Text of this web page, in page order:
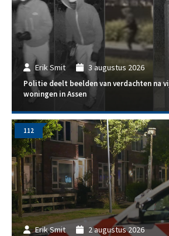
Erik Smit 3 augustus 2026
Politie deelt beelden van verdachten na
woningen in Assen
Erik Smit 2 augustus 2026
112